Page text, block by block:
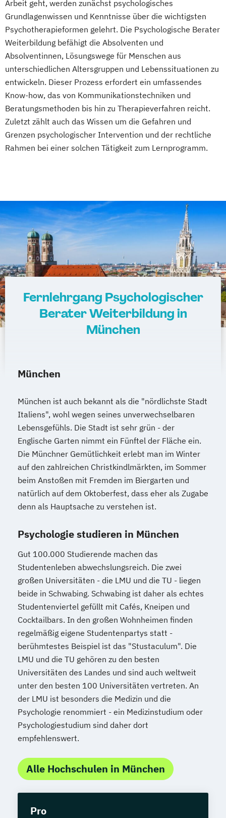
Arbeit geht, werden zunächst psychologisches
Grundlagenwissen und Kenntnisse über die wichtigsten
Psychotherapieformen gelehrt. Die Psychologische Berater
Weiterbildung befähigt die Absolventen und
Absolventinnen, Lösungswege für Menschen aus
unterschiedlichen Altersgruppen und Lebenssituationen zu
entwickeln. Dieser Prozess erfordert ein umfassendes
Know-how, das von Kommunikationstechniken und
Beratungsmethoden bis hin zu Therapieverfahren reicht.
Zuletzt zählt auch das Wissen um die Gefahren und
Grenzen psychologischer Intervention und der rechtliche
Rahmen bei einer solchen Tätigkeit zum Lernprogramm.
Fernlehrgang Psychologischer
Berater Weiterbildung in
München
München
München ist auch bekannt als die "nördlichste Stadt
Italiens", wohl wegen seines unverwechselbaren
Lebensgefühls. Die Stadt ist sehr grün - der
Englische Garten nimmt ein Fünftel der Fläche ein.
Die Münchner Gemütlichkeit erlebt man im Winter
auf den zahlreichen Christkindlmärkten, im Sommer
beim Anstoßen mit Fremden im Biergarten und
natürlich auf dem Oktoberfest, dass eher als Zugabe
denn als Hauptsache zu verstehen ist.
Psychologie studieren in München
Gut 100.000 Studierende machen das
Studentenleben abwechslungsreich. Die zwei
großen Universitäten - die LMU und die TU - liegen
beide in Schwabing. Schwabing ist daher als echtes
Studentenviertel gefüllt mit Cafés, Kneipen und
Cocktailbars. In den großen Wohnheimen finden
regelmäßig eigene Studentenpartys statt -
berühmtestes Beispiel ist das "Stustaculum". Die
LMU und die TU gehören zu den besten
Universitäten des Landes und sind auch weltweit
unter den besten 100 Universitäten vertreten. An
der LMU ist besonders die Medizin und die
Psychologie renommiert - ein Medizinstudium oder
Psychologiestudium sind daher dort
empfehlenswert.
Alle Hochschulen in München
Pro